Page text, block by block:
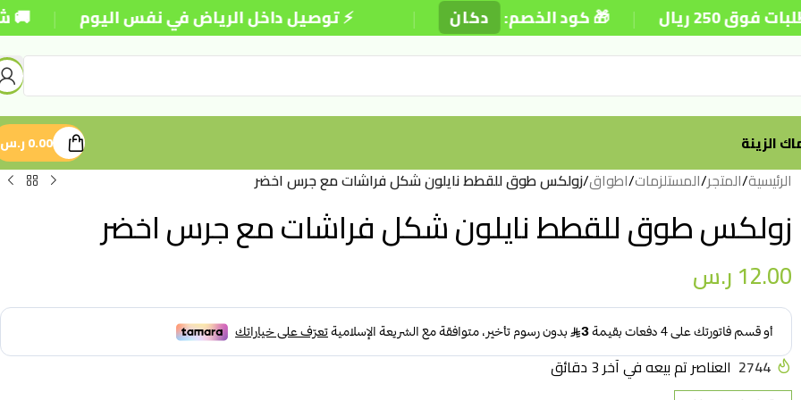
⚡ توصيل داخل الرياض في نفس اليوم | 🚚 شحن ريال | 🎁 كود الخصم: دكان |
الزينة 0.00ر.س
الرئيسية/المتجر/المستلزمات/اطواق/زولكس طوق للقطط نايلون شكل فراشات مع جرس اخضر
زولكس طوق للقطط نايلون شكل فراشات مع جرس اخضر
12.00ر.س
2744 العناصر تم بيعه في آخر 3 دقائق